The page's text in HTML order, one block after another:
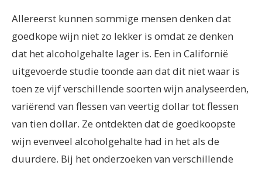
Allereerst kunnen sommige mensen denken dat
goedkope wijn niet zo lekker is omdat ze denken
dat het alcoholgehalte lager is. Een in Californië
uitgevoerde studie toonde aan dat dit niet waar is
toen ze vijf verschillende soorten wijn analyseerden,
variërend van flessen van veertig dollar tot flessen
van tien dollar. Ze ontdekten dat de goedkoopste
wijn evenveel alcoholgehalte had in het als de
duurdere. Bij het onderzoeken van verschillende